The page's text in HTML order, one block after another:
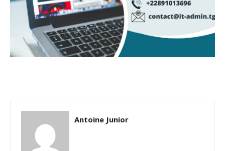
Antoine Junior